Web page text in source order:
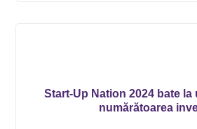
Start-Up Nation 2024 bate la
numărătoarea